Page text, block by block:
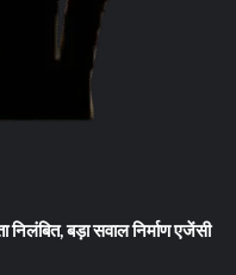
बड़ा सवाल निर्माण एजेंसी